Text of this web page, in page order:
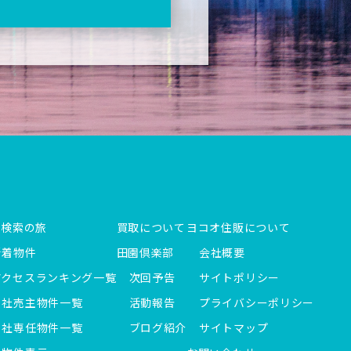
索の旅
物件
セスランキング一覧
売主物件一覧
専任物件一覧
買取について
田園倶楽部
次回予告
活動報告
ブログ紹介
ヨコオ住販について
会社概要
サイトポリシー
プライバシーポリシー
サイトマップ